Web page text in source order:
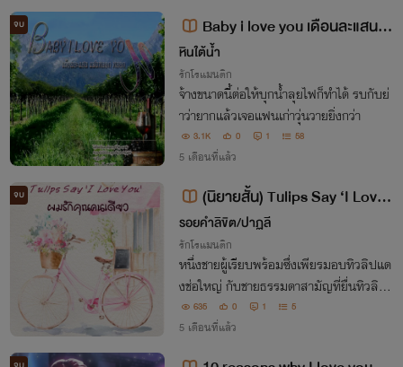
จบ
Baby i love you เดือนละแสนแ
ฟนหลอก หลอก
หินใต้น้ำ
รักโรแมนติก
จ้างขนาดนี้ต่อให้บุกน้ำลุยไฟก็ทำได้ รบกับย่
าว่ายากแล้วเจอแฟนเก่าวุ่นวายยิ่งกว่า
3.1K 0 1 58
5 เดือนที่แล้ว
จบ
(นิยายสั้น) Tulips Say ‘I Love
You’ : ผมรักคุณคนเดียว
รอยคำลิขิต/ปาฏลี
รักโรแมนติก
หนึ่งชายผู้เรียบพร้อมซึ่งเพียรมอบทิวลิปแด
งช่อใหญ่ กับชายธรรมดาสามัญที่ยื่นทิวลิปด
อกเดียวให้เธอด้วยท่าทีไม่มั่นใจ ตวิษาไม่รู้เล
ยว่า… คนที่เธอเผลอรัก ก็คือคนที่รักเธอมา
635 0 1 5
5 เดือนที่แล้ว